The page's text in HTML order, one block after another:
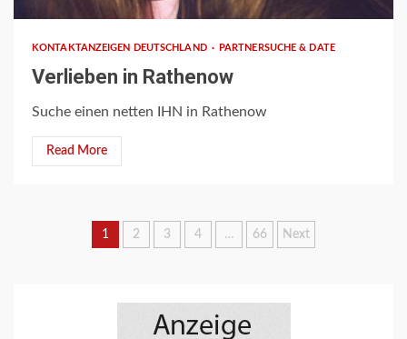
KONTAKTANZEIGEN DEUTSCHLAND PARTNERSUCHE & DATE
Verlieben in Rathenow
Suche einen netten IHN in Rathenow
Read More
Seitennummerierung
Beiträge
1 2 3 4 … 66 Next